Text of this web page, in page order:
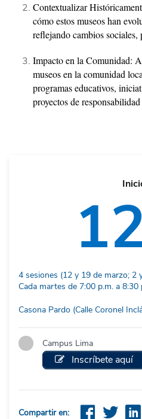
Contextualizar
cómo estos museos han
reflejando cambios
Impacto en la Comunidad:
museos en la comunidad
programas educativos,
proyectos de
4 sesiones (12 y 19 de marzo; 2
Cada martes de 7:00 p.m. a 8:30
Casona Pardo (Calle Coronel
Campus Lima
Inscríbete aquí
Compartir en: